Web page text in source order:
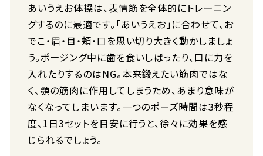
あいうえお体操は、表情筋を全体的にトレーニン
グするのに最適です。「あいうえお」に合わせて、お
でこ・眉・目・頬・口を思い切り大きく動かしましょ
う。ポージング中に歯を食いしばったり、口に力を
入れたりするのはNG。本来鍛えたい筋肉ではな
く、顎の筋肉に作用してしまうため、あまり意味が
なくなってしまいます。一つのポーズ時間は3秒程
度、1日3セットを目安に行うと、徐々に効果を感
じられるでしょう。